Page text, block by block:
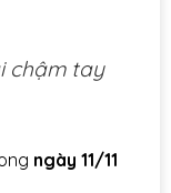
chậm tay
ngày 11/11